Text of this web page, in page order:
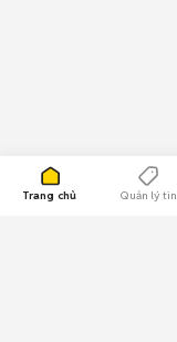
Trang chủ Quản lý tin